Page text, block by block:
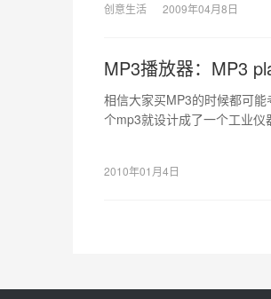
创意生活 2009年04月8日
MP3播放器：MP3
相信大家买MP3的时候都可
个mp3就设计成了一个工业
2010年01月4日